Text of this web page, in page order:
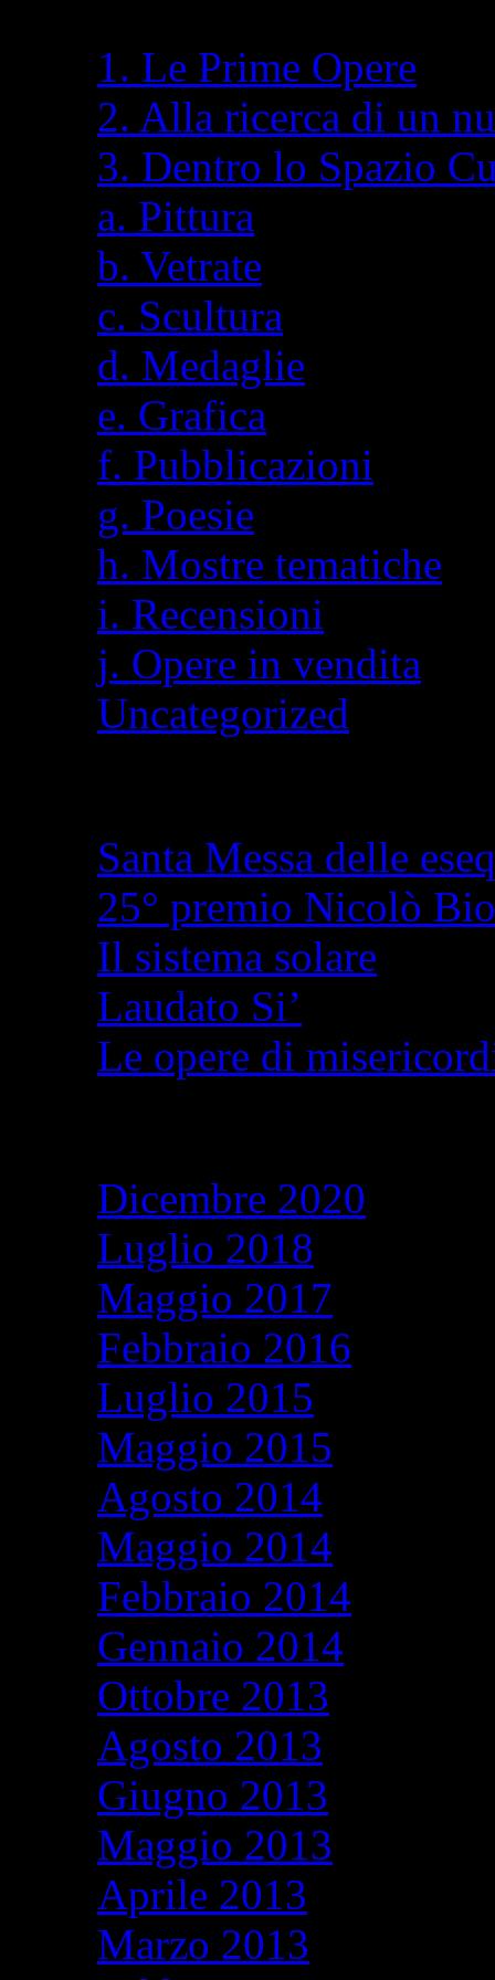
1. Le Prime Opere
2. Alla ricerca di un
3. Dentro lo Spazio
a. Pittura
b. Vetrate
c. Scultura
d. Medaglie
e. Grafica
f. Pubblicazioni
g. Poesie
h. Mostre tematiche
i. Recensioni
j. Opere in vendita
Uncategorized
Santa Messa delle
25° premio Nicolò
Il sistema solare
Laudato Si’
Le opere di
Dicembre 2020
Luglio 2018
Maggio 2017
Febbraio 2016
Luglio 2015
Maggio 2015
Agosto 2014
Maggio 2014
Febbraio 2014
Gennaio 2014
Ottobre 2013
Agosto 2013
Giugno 2013
Maggio 2013
Aprile 2013
Marzo 2013